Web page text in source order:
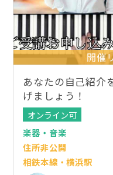
開催
あなたの自己紹介
げましょう！
オンライン可
楽器・音楽
住所非公開
相鉄本線・横浜駅